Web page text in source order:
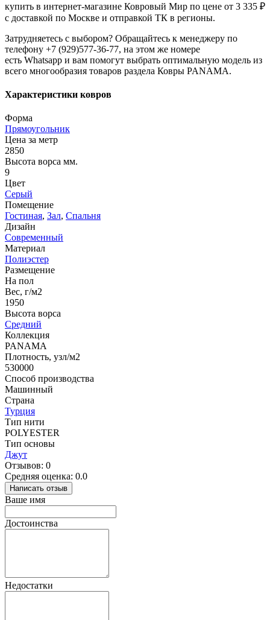
купить в интернет-магазине Ковровый Мир по цене от 3 335 ₽
с доставкой по Москве и отправкой ТК в регионы.
Затрудняетесь с выбором? Обращайтесь к менеджеру по
телефону +7 (929)577-36-77, на этом же номере
есть Whatsapp и вам помогут выбрать оптимальную модель из
всего многообразия товаров раздела Ковры PANAMA.
Характеристики ковров
Форма
Прямоугольник
Цена за метр
2850
Высота ворса мм.
9
Цвет
Серый
Помещение
Гостиная, Зал, Спальня
Дизайн
Современный
Материал
Полиэстер
Размещение
На пол
Вес, г/м2
1950
Высота ворса
Средний
Коллекция
PANAMA
Плотность, узл/м2
530000
Способ производства
Машинный
Страна
Турция
Тип нити
POLYESTER
Тип основы
Джут
Отзывов: 0
Средняя оценка: 0.0
Написать отзыв
Ваше имя
Достоинства
Недостатки